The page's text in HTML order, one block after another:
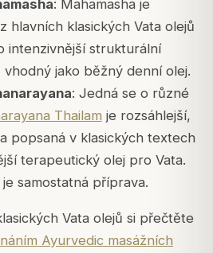
: Mahamasha je
hlavních klasických Vata olejů
intenzivnější strukturální
vhodný jako běžný denní olej.
: Jedná se o různé
Thailam je rozsáhlejší,
popsaná v klasických textech
terapeutický olej pro Vata.
samostatná příprava.
Vata olejů si přečtěte
Ayurvedic masážních